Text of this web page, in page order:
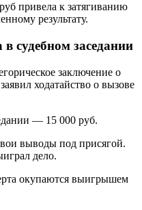
привела к затягиванию
результату.
судебном заседании
заключение о
ходатайство о вызове
— 15 000 руб.
выводы под присягой.
дело.
окупаются выигрышем